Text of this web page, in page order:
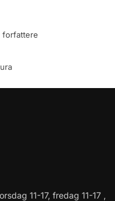
forfattere
11-17, fredag 11-17 ,